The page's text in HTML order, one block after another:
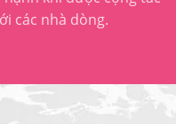
các nhà dòng.